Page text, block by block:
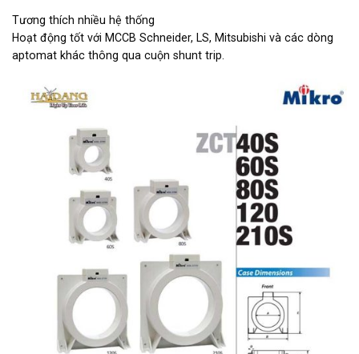
Tương thích nhiều hệ thống
Hoạt động tốt với MCCB Schneider, LS, Mitsubishi và các dòng
aptomat khác thông qua cuộn shunt trip.